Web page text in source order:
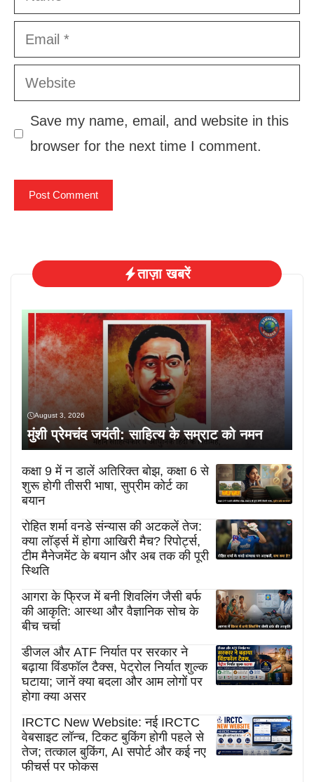
Email
Website
Save my name, email, and website in this
browser for the next time I comment.
ताज़ा खबरें
August 3, 2026
मुंशी प्रेमचंद जयंती: साहित्य के सम्राट को नमन
कक्षा 9 में न डालें अतिरिक्त बोझ, कक्षा 6 से
शुरू होगी तीसरी भाषा, सुप्रीम कोर्ट का
बयान
रोहित शर्मा वनडे संन्यास की अटकलें तेज:
क्या लॉर्ड्स में होगा आखिरी मैच? रिपोर्ट्स,
टीम मैनेजमेंट के बयान और अब तक की पूरी
स्थिति
आगरा के फ्रिज में बनी शिवलिंग जैसी बर्फ
की आकृति: आस्था और वैज्ञानिक सोच के
बीच चर्चा
डीजल और ATF निर्यात पर सरकार ने
बढ़ाया विंडफॉल टैक्स, पेट्रोल निर्यात शुल्क
घटाया; जानें क्या बदला और आम लोगों पर
होगा क्या असर
IRCTC New Website: नई IRCTC
वेबसाइट लॉन्च, टिकट बुकिंग होगी पहले से
तेज; तत्काल बुकिंग, AI सपोर्ट और कई नए
फीचर्स पर फोकस